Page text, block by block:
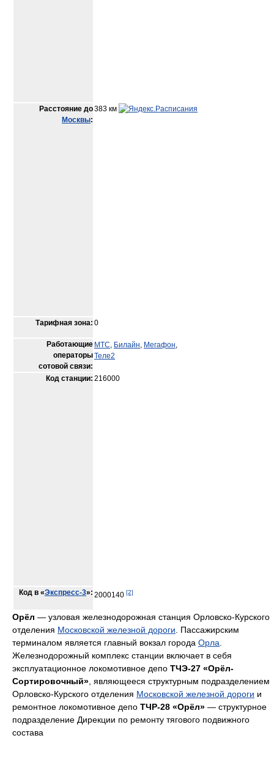
Расстояние до
Москвы:
383 км
Тарифная зона: 0
Работающие
операторы
сотовой связи:
МТС Билайн Мегафон
Теле2
Код станции: 216000
Код в «Экспресс-3»: 2000140 [2]
Орёл — узловая железнодорожная станция Орловско-Курского
отделения Московской железной дороги . Пассажирским
терминалом является главный вокзал города Орла
Железнодорожный комплекс станции включает в себя
эксплуатационное локомотивное депо ТЧЭ-27 «Орёл-
Сортировочный» , являющееся структурным подразделением
Орловско-Курского отделения Московской железной дороги и
ремонтное локомотивное депо ТЧР-28 «Орёл» — структурное
подразделение Дирекции по ремонту тягового подвижного
состава